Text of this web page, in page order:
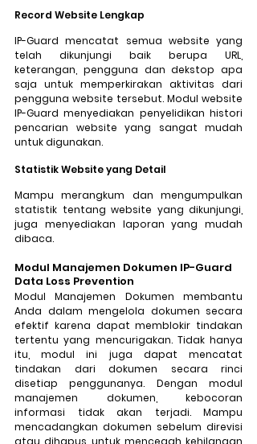
Record Website Lengkap
IP-Guard mencatat semua website yang
telah dikunjungi baik berupa URL,
keterangan, pengguna dan dekstop apa
saja untuk memperkirakan aktivitas dari
pengguna website tersebut. Modul website
IP-Guard menyediakan penyelidikan histori
pencarian website yang sangat mudah
untuk digunakan.
Statistik Website yang Detail
Mampu merangkum dan mengumpulkan
statistik tentang website yang dikunjungi,
juga menyediakan laporan yang mudah
dibaca.
Modul Manajemen Dokumen IP-Guard
Data Loss Prevention
Modul Manajemen Dokumen membantu
Anda dalam mengelola dokumen secara
efektif karena dapat memblokir tindakan
tertentu yang mencurigakan. Tidak hanya
itu, modul ini juga dapat mencatat
tindakan dari dokumen secara rinci
disetiap penggunanya. Dengan modul
manajemen dokumen, kebocoran
informasi tidak akan terjadi. Mampu
mencadangkan dokumen sebelum direvisi
atau dihapus untuk mencegah kehilangan